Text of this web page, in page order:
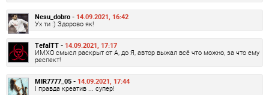
Nesu_dobro - 14.09.2021, 16:42
Ух ти :) Здорово як!
TefalTT - 14.09.2021, 17:17
ИМХО смысл раскрыт от А, до Я, автор выжал всё что можно, за что ему
респект!
MIR7777_05 - 14.09.2021, 17:44
І правда креатив ... супер!